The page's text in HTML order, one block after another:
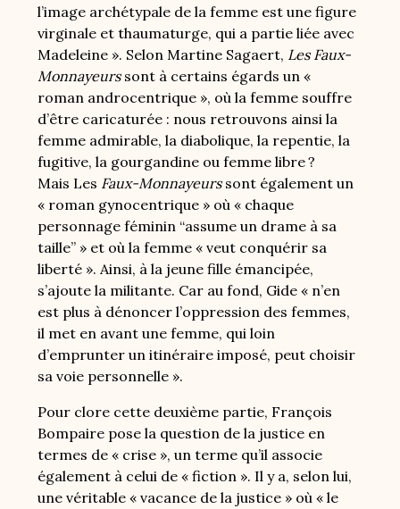
l’image archétypale de la femme est une figure
virginale et thaumaturge, qui a partie liée avec
Madeleine ». Selon Martine Sagaert, Les Faux-
Monnayeurs sont à certains égards un «
roman androcentrique », où la femme souffre
d’être caricaturée : nous retrouvons ainsi la
femme admirable, la diabolique, la repentie, la
fugitive, la gourgandine ou femme libre ?
Mais Les Faux-Monnayeurssont également un
« roman gynocentrique » où « chaque
personnage féminin “assume un drame à sa
taille” » et où la femme « veut conquérir sa
liberté ». Ainsi, à la jeune fille émancipée,
s’ajoute la militante. Car au fond, Gide « n’en
est plus à dénoncer l’oppression des femmes,
il met en avant une femme, qui loin
d’emprunter un itinéraire imposé, peut choisir
sa voie personnelle ».
Pour clore cette deuxième partie, François
Bompaire pose la question de la justice en
termes de « crise », un terme qu’il associe
également à celui de « fiction ». Il y a, selon lui,
une véritable « vacance de la justice » où « le